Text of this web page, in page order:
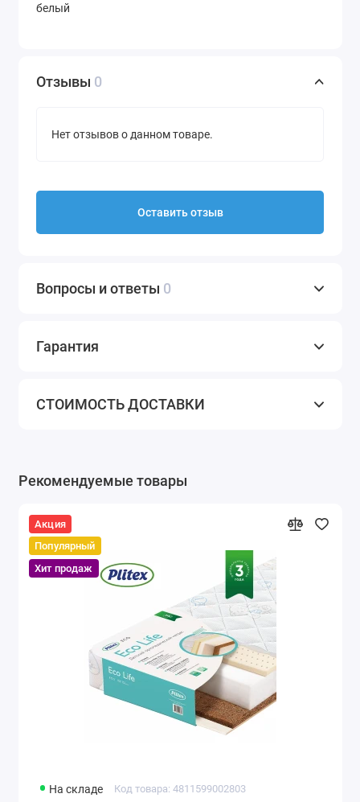
белый
Отзывы 0
Нет отзывов о данном товаре.
Оставить отзыв
Вопросы и ответы 0
Гарантия
СТОИМОСТЬ ДОСТАВКИ
Рекомендуемые товары
Акция
Популярный
Хит продаж
На складе Код товара: 4811599002803